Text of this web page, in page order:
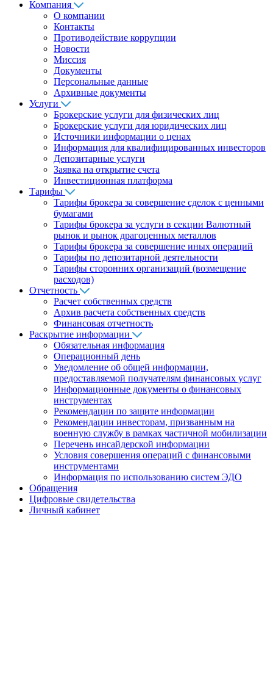
Компания
О компании
Контакты
Противодействие коррупции
Новости
Миссия
Документы
Персональные данные
Архивные документы
Услуги
Брокерские услуги для физических лиц
Брокерские услуги для юридических лиц
Источники информации о ценах
Информация для квалифицированных инвесторов
Депозитарные услуги
Заявка на открытие счета
Инвестиционная платформа
Тарифы
Тарифы брокера за совершение сделок с ценными
бумагами
Тарифы брокера за услуги в секции Валютный
рынок и рынок драгоценных металлов
Тарифы брокера за совершение иных операций
Тарифы по депозитарной деятельности
Тарифы сторонних организаций (возмещение
расходов)
Отчетность
Расчет собственных средств
Архив расчета собственных средств
Финансовая отчетность
Раскрытие информации
Обязательная информация
Операционный день
Уведомление об общей информации,
предоставляемой получателям финансовых услуг
Информационные документы о финансовых
инструментах
Рекомендации по защите информации
Рекомендации инвесторам, призванным на
военную службу в рамках частичной мобилизации
Перечень инсайдерской информации
Условия совершения операций с финансовыми
инструментами
Информация по использованию систем ЭДО
Обращения
Цифровые свидетельства
Личный кабинет